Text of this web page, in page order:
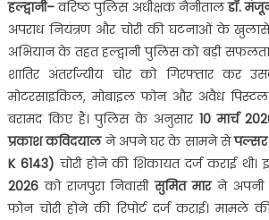
हल्द्वानी–वरिष्ठ पुलिस अधीक्षक नैनीतालडॉ.
अपराध नियंत्रण और चोरी की घटनाओं के
अभियान के तहत हल्द्वानी पुलिस को बड़ी
शातिर अंतर्राज्यीय चोर को गिरफ्तार
मोटरसाइकिल, मोबाइल फोन और अवैध
बरामद किए हैं। पुलिस के अनुसार 10मार्च
प्रकाश कविदयालने अपने घर के सामने सेपल्सर
K 6143) चोरी होने की शिकायत दर्ज कराई
2026को राजपुरा निवासीसुमित मारने अपनी
फोन चोरी होने की रिपोर्ट दर्ज कराई। मामले